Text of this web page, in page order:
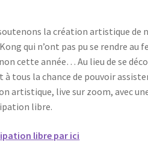
la création artistique de
qui n’ont pas pu se rendre au
cette année… Au lieu de se
à tous la chance de pouvoir
artistique, live sur zoom, avec
libre.
libre par ici